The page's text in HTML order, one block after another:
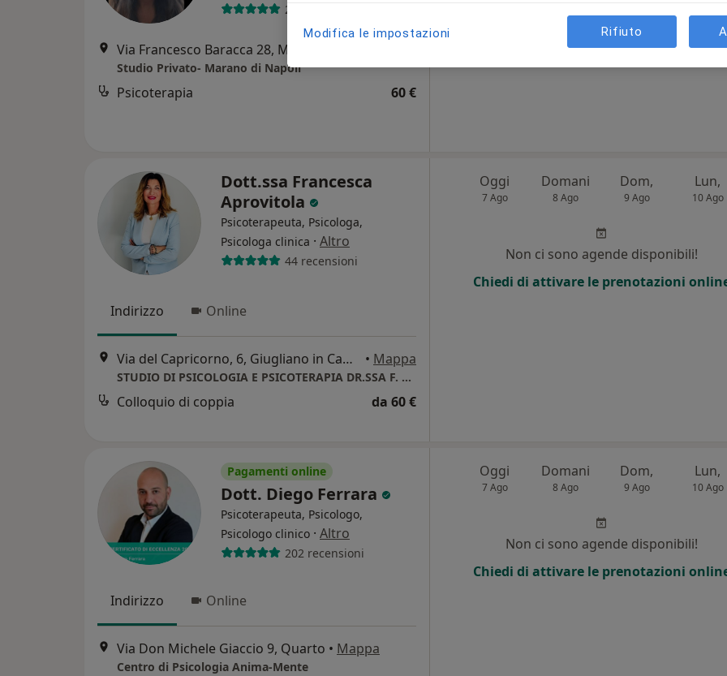
26 recensioni
Studio Privato- Marano di Napoli
Psicoterapia 60 €
Chiedi di attivare le prenotazioni
Dott.ssa Francesca
Aprovitola
Psicoterapeuta, Psicologa,
Psicologa clinica · Altro
44 recensioni
Indirizzo Online
Via del Capricorno, 6, Giugliano in Campania • Mappa
STUDIO DI PSICOLOGIA E PSICOTERAPIA DR.SSA F. APROVITOLA
Colloquio di coppia da 60 €
Oggi
7 Ago
Domani
8 Ago
Dom,
9 Ago
Lun,
10 Ago
Non ci sono agende disponibili!
Chiedi di attivare le prenotazioni
Pagamenti online
Dott. Diego Ferrara
Psicoterapeuta, Psicologo,
Psicologo clinico · Altro
202 recensioni
Indirizzo Online
Via Don Michele Giaccio 9, Quarto • Mappa
Centro di Psicologia Anima-Mente
Oggi
7 Ago
Domani
8 Ago
Dom,
9 Ago
Lun,
10 Ago
Non ci sono agende disponibili!
Chiedi di attivare le prenotazioni
Modifica le impostazioni Rifiuto